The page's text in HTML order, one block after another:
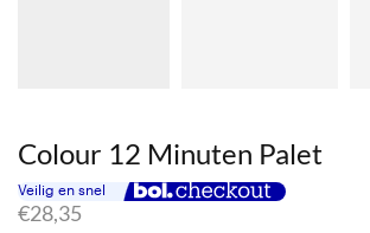
Colour 12 Minuten Palet
€28,35